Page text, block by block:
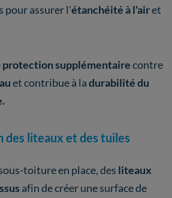
pour assurer l'étanchéité à l'airet
protection supplémentairecontre
et contribue à ladurabilité du
des liteaux et des tuiles
toiture en place, des liteaux
afin de créer une surface de